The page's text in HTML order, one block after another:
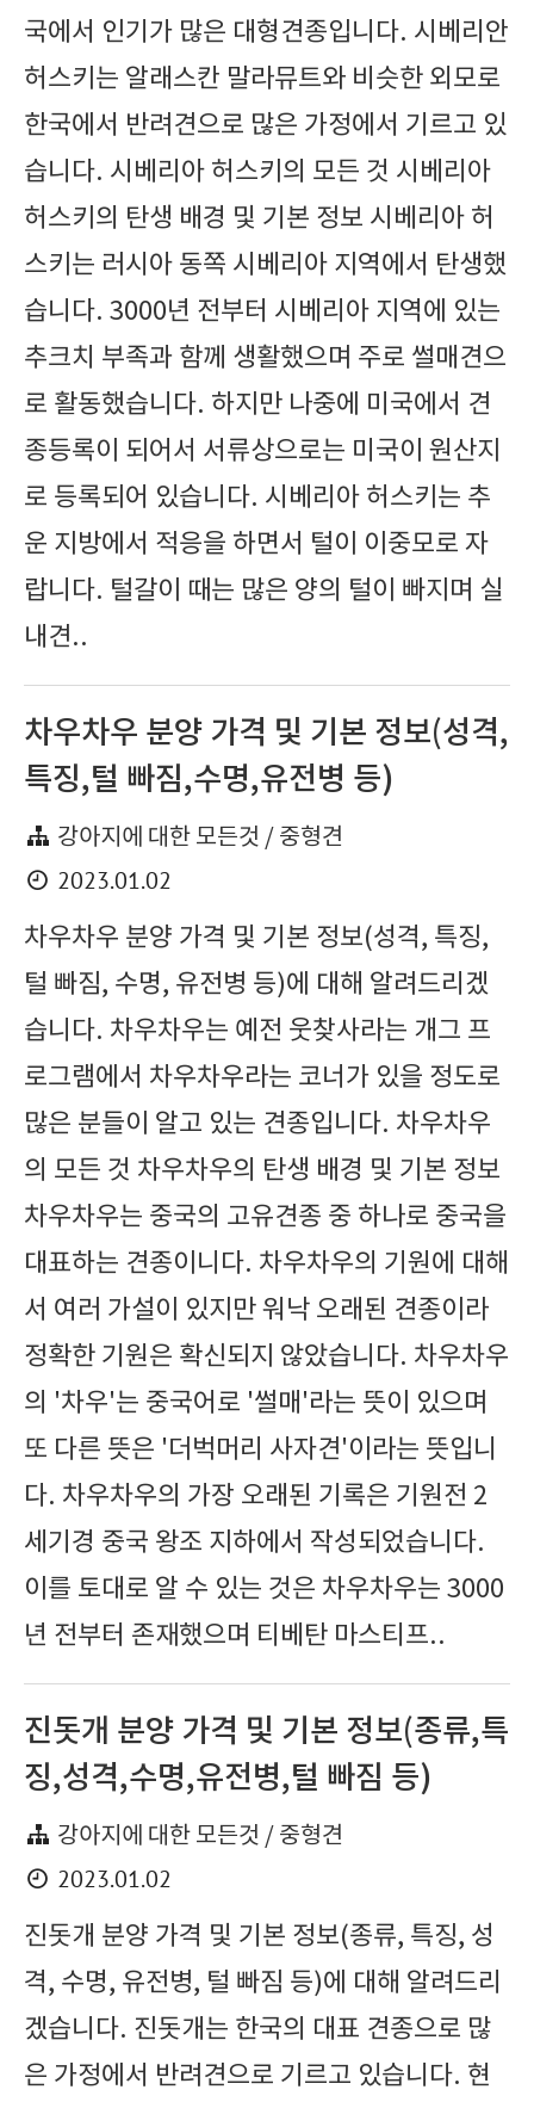
국에서 인기가 많은 대형견종입니다. 시베리안
허스키는 알래스칸 말라뮤트와 비슷한 외모로
한국에서 반려견으로 많은 가정에서 기르고 있
습니다. 시베리아 허스키의 모든 것 시베리아
허스키의 탄생 배경 및 기본 정보 시베리아 허
스키는 러시아 동쪽 시베리아 지역에서 탄생했
습니다. 3000년 전부터 시베리아 지역에 있는
추크치 부족과 함께 생활했으며 주로 썰매견으
로 활동했습니다. 하지만 나중에 미국에서 견
종등록이 되어서 서류상으로는 미국이 원산지
로 등록되어 있습니다. 시베리아 허스키는 추
운 지방에서 적응을 하면서 털이 이중모로 자
랍니다. 털갈이 때는 많은 양의 털이 빠지며 실
내견..
차우차우 분양 가격 및 기본 정보(성격,
특징,털 빠짐,수명,유전병 등)
강아지에 대한 모든것 / 중형견
2023.01.02
차우차우 분양 가격 및 기본 정보(성격, 특징,
털 빠짐, 수명, 유전병 등)에 대해 알려드리겠
습니다. 차우차우는 예전 웃찾사라는 개그 프
로그램에서 차우차우라는 코너가 있을 정도로
많은 분들이 알고 있는 견종입니다. 차우차우
의 모든 것 차우차우의 탄생 배경 및 기본 정보
차우차우는 중국의 고유견종 중 하나로 중국을
대표하는 견종이니다. 차우차우의 기원에 대해
서 여러 가설이 있지만 워낙 오래된 견종이라
정확한 기원은 확신되지 않았습니다. 차우차우
의 '차우'는 중국어로 '썰매'라는 뜻이 있으며
또 다른 뜻은 '더벅머리 사자견'이라는 뜻입니
다. 차우차우의 가장 오래된 기록은 기원전 2
세기경 중국 왕조 지하에서 작성되었습니다.
이를 토대로 알 수 있는 것은 차우차우는 3000
년 전부터 존재했으며 티베탄 마스티프..
진돗개 분양 가격 및 기본 정보(종류,특
징,성격,수명,유전병,털 빠짐 등)
강아지에 대한 모든것 / 중형견
2023.01.02
진돗개 분양 가격 및 기본 정보(종류, 특징, 성
격, 수명, 유전병, 털 빠짐 등)에 대해 알려드리
겠습니다. 진돗개는 한국의 대표 견종으로 많
은 가정에서 반려견으로 기르고 있습니다. 현